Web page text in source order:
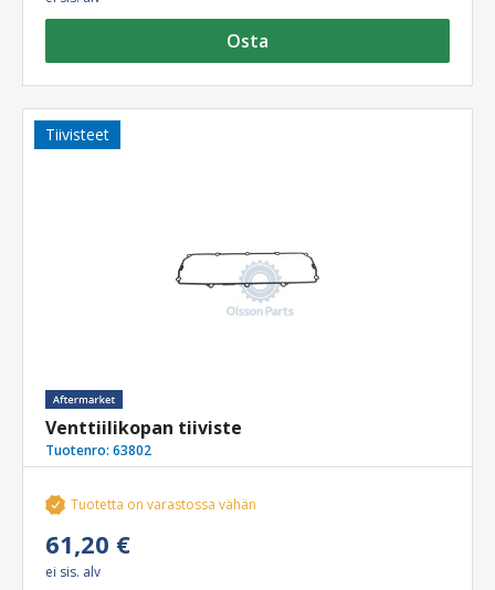
Osta
Tiivisteet
Venttiilikopan tiiviste
Tuotenro: 63802
Tuotetta on varastossa vähän
61,20 €
ei sis. alv